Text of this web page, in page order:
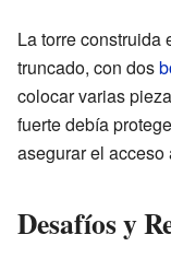
La torre construida
truncado, con dos
colocar varias
fuerte debía
asegurar el acceso
Desafíos y